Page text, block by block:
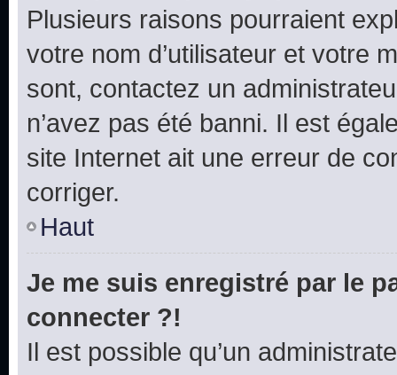
Plusieurs raisons pourraient
votre nom d’utilisateur et votre
sont, contactez un
n’avez pas été banni. Il est
site Internet ait une erreur de
corriger.
Haut
Je me suis enregistré par le
connecter ?!
Il est possible qu’un